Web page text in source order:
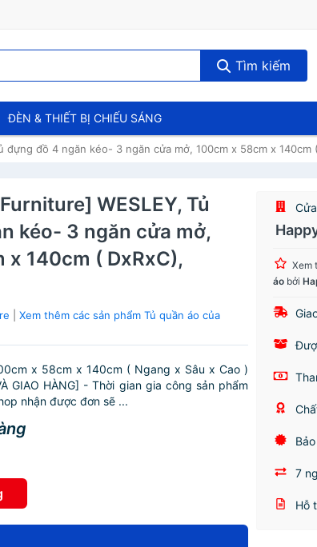
Tìm kiếm
ĐÈN & THIẾT BỊ CHIẾU SÁNG
đựng đồ 4 ngăn kéo- 3 ngăn cửa mở, 100cm x 58cm x 140cm (
WESLEY, Tủ
kéo- 3 ngăn cửa mở,
x 140cm ( DxRxC),
|Xem thêm các sản phẩm Tủ quần áo của
x 58cm x 140cm ( Ngang x Sâu x Cao )
GIAO HÀNG] - Thời gian gia công sản phẩm
nhận được đơn sẽ ...
Xem
áo bởi
7
Hỗ